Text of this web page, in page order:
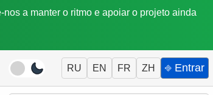
a manter o ritmo e apoiar o projeto ainda
RU EN FR ZH ⎆ Entrar